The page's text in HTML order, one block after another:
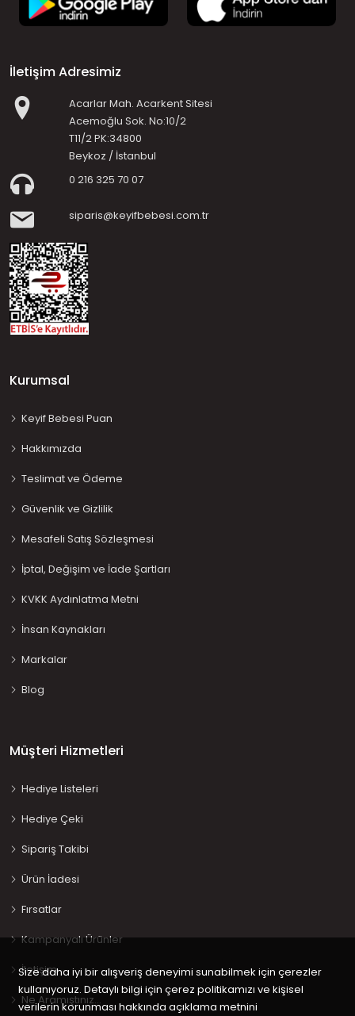
İletişim Adresimiz
Acarlar Mah. Acarkent Sitesi
Acemoğlu Sok. No:10/2
T11/2 PK:34800
Beykoz / İstanbul
0 216 325 70 07
siparis@keyifbebesi.com.tr
Kurumsal
Keyif Bebesi Puan
Hakkımızda
Teslimat ve Ödeme
Güvenlik ve Gizlilik
Mesafeli Satış Sözleşmesi
İptal, Değişim ve İade Şartları
KVKK Aydınlatma Metni
İnsan Kaynakları
Markalar
Blog
Müşteri Hizmetleri
Hediye Listeleri
Hediye Çeki
Sipariş Takibi
Ürün İadesi
Fırsatlar
Kampanyalı Ürünler
İletişim
Ne Aramıştınız…
Size daha iyi bir alışveriş deneyimi sunabilmek için çerezler
kullanıyoruz. Detaylı bilgi için çerez politikamızı ve kişisel
verilerin korunması hakkında açıklama metnini